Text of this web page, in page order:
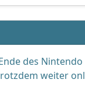
des Nintendo
weiter